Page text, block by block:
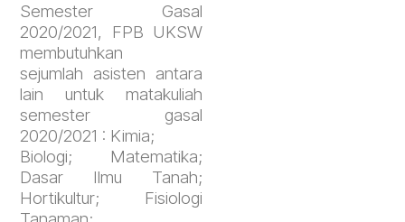
Semester Gasal
2020/2021, FPB UKSW
membutuhkan
sejumlah asisten antara
lain untuk matakuliah
semester gasal
2020/2021 : Kimia;
Biologi; Matematika;
Dasar Ilmu Tanah;
Hortikultur; Fisiologi